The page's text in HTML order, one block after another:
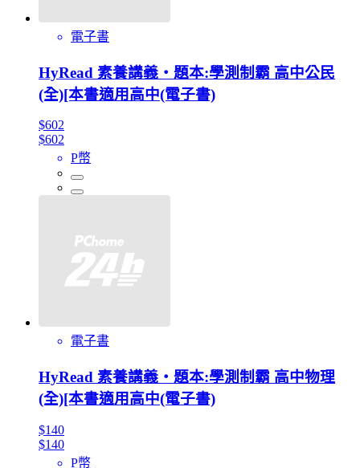
電子書
HyRead 素養講義‧題本:學測制霸 高中公民
(全)[本書適用高中(電子書)
$602
$602
P幣
電子書
HyRead 素養講義‧題本:學測制霸 高中物理
(全)[本書適用高中(電子書)
$140
$140
P幣